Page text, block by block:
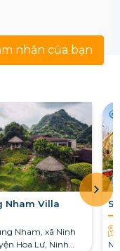
nhận của bạn
Nham Villa
Nham, xã Ninh
Hoa Lư, Ninh